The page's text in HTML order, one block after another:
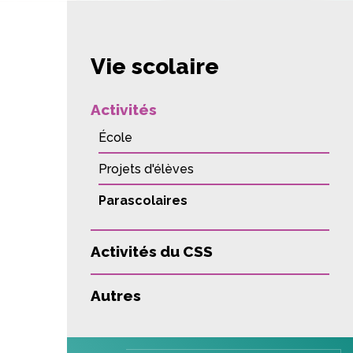
Vie scolaire
Activités
École
Projets d'élèves
Parascolaires
Activités du CSS
Autres